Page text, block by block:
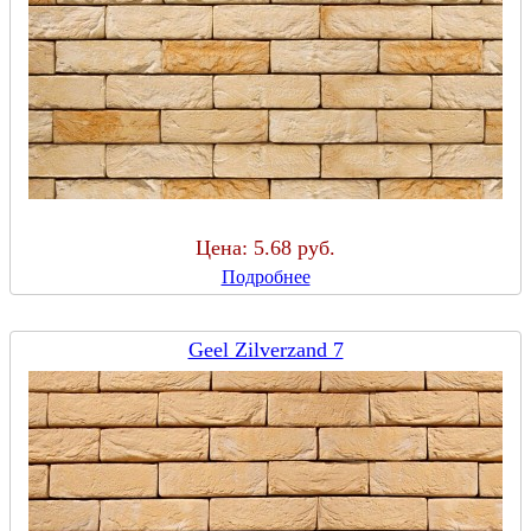
Цена: 5.68 руб.
Подробнее
Geel Zilverzand 7